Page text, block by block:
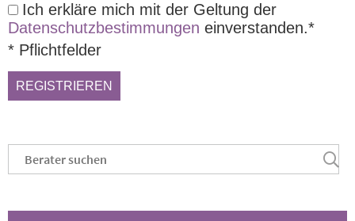
Ich erkläre mich mit der Geltung der
Datenschutzbestimmungen einverstanden.*
* Pflichtfelder